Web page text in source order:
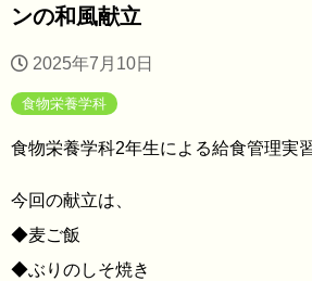
ンの和風献立
2025年7月10日
食物栄養学科
食物栄養学科2年生による給食管理実
今回の献立は、
◆麦ご飯
◆ぶりのしそ焼き